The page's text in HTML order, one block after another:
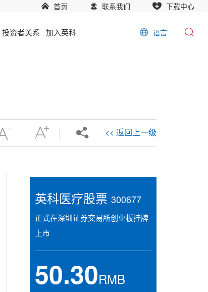
首页 联系我们 下载中心
语言
投资者关系 加入英科
<< 返回上一级
英科医疗股票300677
正式在深圳证券交易所创业板挂牌
上市
50.30RMB